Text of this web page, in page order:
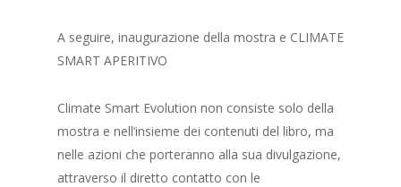
A seguire, inaugurazione della mostra e CLIMATE
SMART APERITIVO
Climate Smart Evolution non consiste solo della
mostra e nell’insieme dei contenuti del libro, ma
nelle azioni che porteranno alla sua divulgazione,
attraverso il diretto contatto con le